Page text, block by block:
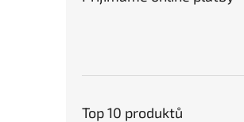
Top 10 produktů